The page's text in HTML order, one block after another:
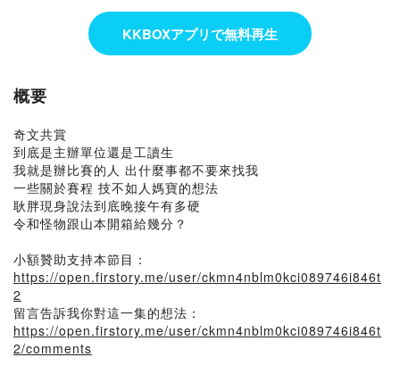
KKBOXアプリで無料再生
概要
奇文共賞
到底是主辦單位還是工讀生
我就是辦比賽的人 出什麼事都不要來找我
一些關於賽程 技不如人媽寶的想法
耿胖現身說法到底晚接午有多硬
令和怪物跟山本開箱給幾分？
小額贊助支持本節目：
https://open.firstory.me/user/ckmn4nblm0kci089746i846t
2
留言告訴我你對這一集的想法：
https://open.firstory.me/user/ckmn4nblm0kci089746i846t
2/comments